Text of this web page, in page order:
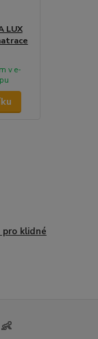
LUX
v e-
klidné